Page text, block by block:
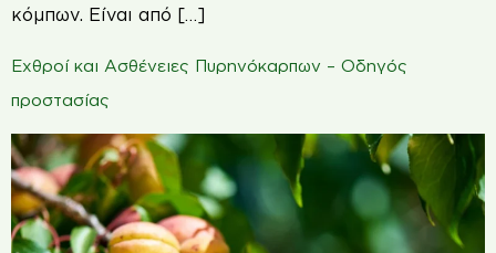
κόμπων. Είναι από […]
Εχθροί και Ασθένειες Πυρηνόκαρπων – Οδηγός
προστασίας